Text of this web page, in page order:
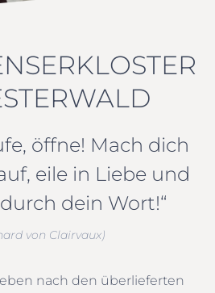
öffne! Mach dich
eile in Liebe und
dein Wort!“
von Clairvaux)
nach den überlieferten